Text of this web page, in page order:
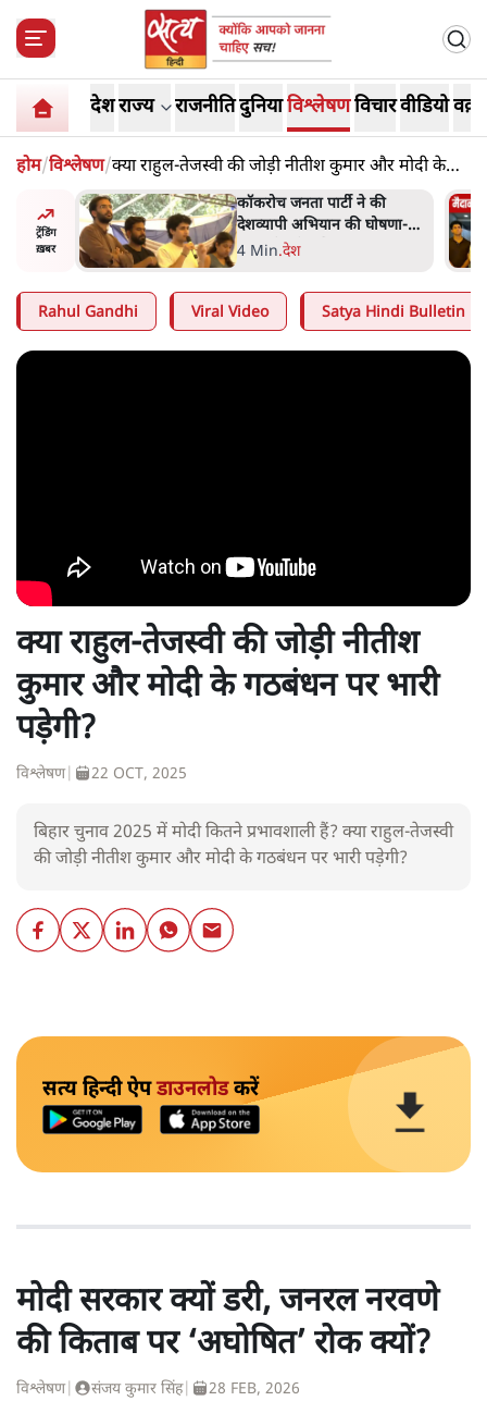
देशराज्य राजनीतिदुनियाविश्लेषणविचारवीडियो
होम/विश्लेषण/क्या राहुल-तेजस्वी की जोड़ी नीतीश कुमार और मोदी के
गठबंधन पर भारी पड़ेगी?
ट्रेंडिंग
ख़बर
ने
सोरेन का
कॉकरोच जनता पार्टी ने की
देशव्यापी अभियान की घोषणा-
'क्या बोलती पब्लिक'
4 Min.देश
Rahul Gandhi Viral Video Satya Hindi Bulletin
क्या राहुल-तेजस्वी की जोड़ी नीतीश
कुमार और मोदी के गठबंधन पर भारी
पड़ेगी?
विश्लेषण| 22 OCT, 2025
बिहार चुनाव 2025 में मोदी कितने प्रभावशाली हैं? क्या राहुल-तेजस्वी
की जोड़ी नीतीश कुमार और मोदी के गठबंधन पर भारी पड़ेगी?
सत्य हिन्दी ऐपडाउनलोडकरें
मोदी सरकार क्यों डरी, जनरल नरवणे
की किताब पर ‘अघोषित’ रोक क्यों?
विश्लेषण| संजय कुमार सिंह| 28 FEB, 2026